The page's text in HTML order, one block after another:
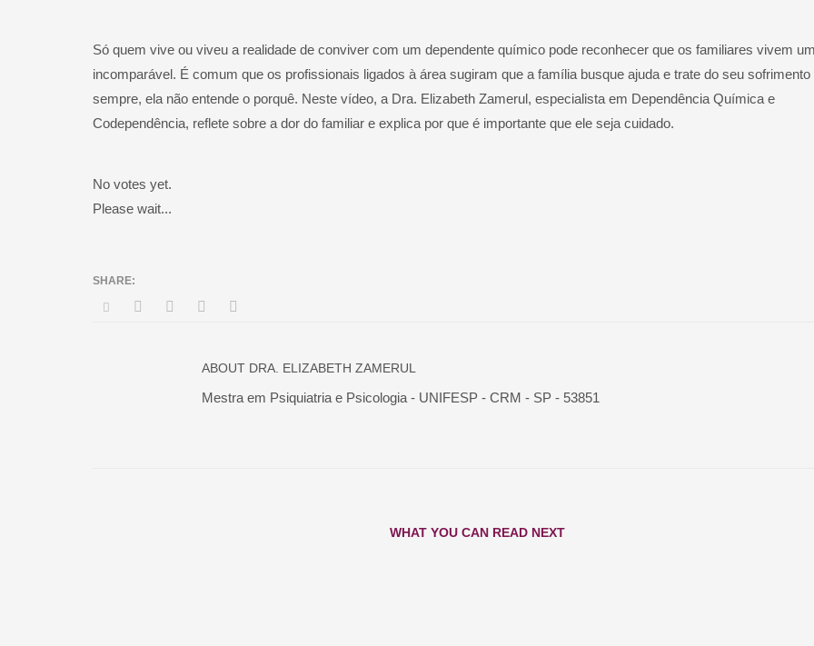
Só quem vive ou viveu a realidade de conviver com um dependente químico pode reconhecer que os familiares vivem
incomparável. É comum que os profissionais ligados à área sugiram que a família busque ajuda e trate do seu sofrimento
sempre, ela não entende o porquê. Neste vídeo, a Dra. Elizabeth Zamerul, especialista em Dependência Química e
Codependência, reflete sobre a dor do familiar e explica por que é importante que ele seja cuidado.
No votes yet.
Please wait...
ABOUT DRA. ELIZABETH ZAMERUL
Mestra em Psiquiatria e Psicologia - UNIFESP - CRM - SP - 53851
WHAT YOU CAN READ NEXT